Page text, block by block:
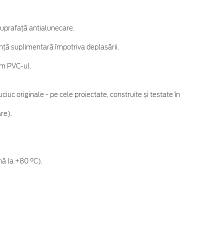
antialunecare.
suplimentară împotriva deplasării.
PVC-ul.
originale - pe cele proiectate, construite și testate în
la +80 °C).